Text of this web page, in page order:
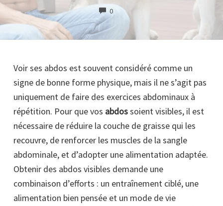
0COMMENTS
Voir ses abdos est souvent considéré comme un
signe de bonne forme physique, mais il ne s’agit pas
uniquement de faire des exercices abdominaux à
répétition. Pour que vos abdossoient visibles, il est
nécessaire de réduire la couche de graisse qui les
recouvre, de renforcer les muscles de la sangle
abdominale, et d’adopter une alimentation adaptée.
Obtenir des abdos visibles demande une
combinaison d’efforts : un entraînement ciblé, une
alimentation bien pensée et un mode de vie